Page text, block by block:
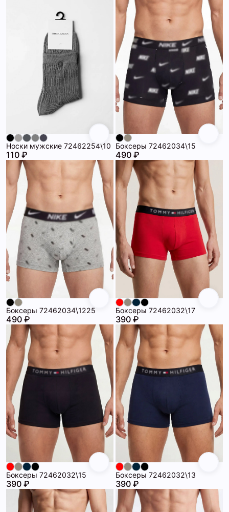
Носки мужские 72462254\10
110 ₽
Боксеры 72462034\15
490 ₽
Боксеры 72462034\1225
490 ₽
Боксеры 72462032\17
390 ₽
Боксеры 72462032\15
390 ₽
Боксеры 72462032\13
390 ₽